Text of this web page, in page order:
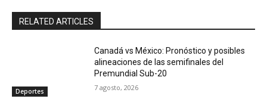
RELATED ARTICLES
Deportes
Canadá vs México: Pronóstico y posibles
alineaciones de las semifinales del
Premundial Sub-20
7 agosto, 2026